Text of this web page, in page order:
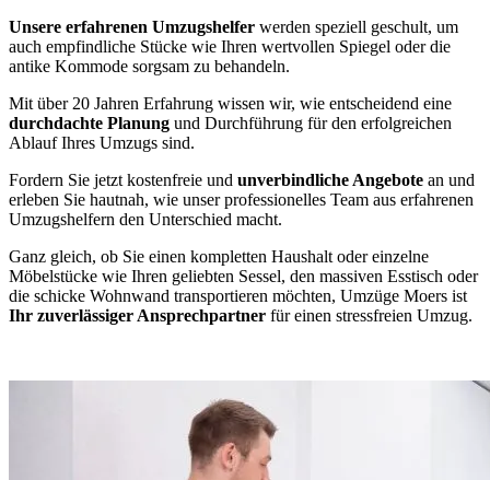
Unsere erfahrenen Umzugshelfer werden speziell geschult, um
auch empfindliche Stücke wie Ihren wertvollen Spiegel oder die
antike Kommode sorgsam zu behandeln.
Mit über 20 Jahren Erfahrung wissen wir, wie entscheidend eine
durchdachte Planung und Durchführung für den erfolgreichen
Ablauf Ihres Umzugs sind.
Fordern Sie jetzt kostenfreie und unverbindliche Angebote an und
erleben Sie hautnah, wie unser professionelles Team aus erfahrenen
Umzugshelfern den Unterschied macht.
Ganz gleich, ob Sie einen kompletten Haushalt oder einzelne
Möbelstücke wie Ihren geliebten Sessel, den massiven Esstisch oder
die schicke Wohnwand transportieren möchten, Umzüge Moers ist
Ihr zuverlässiger Ansprechpartner für einen stressfreien Umzug.